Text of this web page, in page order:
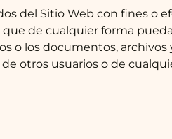
del Sitio Web con fines o
de cualquier forma
o los documentos,
otros usuarios o de